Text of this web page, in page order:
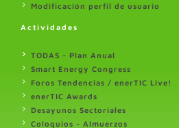
Modificación perfil de usuario
Actividades
TODAS - Plan Anual
Smart Energy Congress
Foros Tendencias / enerTIC Live!
enerTIC Awards
Desayunos Sectoriales
Coloquios - Almuerzos